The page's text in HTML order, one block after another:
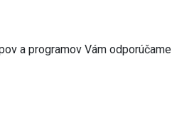
a programov Vám odporúčame